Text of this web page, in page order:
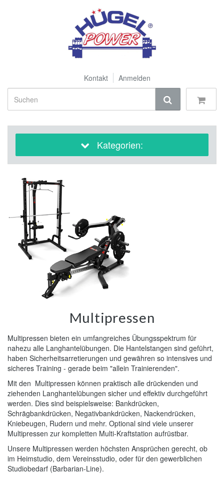
Kontakt Anmelden
Kategorien:
Multipressen
Multipressen bieten ein umfangreiches Übungsspektrum für
nahezu alle Langhantelübungen. Die Hantelstangen sind geführt,
haben Sicherheitsarretierungen und gewähren so intensives und
sicheres Training - gerade beim "allein Trainierenden".
Mit den Multipressen können praktisch alle drückenden und
ziehenden Langhantelübungen sicher und effektiv durchgeführt
werden. Dies sind beispielsweise: Bankdrücken,
Schrägbankdrücken, Negativbankdrücken, Nackendrücken,
Kniebeugen, Rudern und mehr. Optional sind viele unserer
Multipressen zur kompletten Multi-Kraftstation aufrüstbar.
Unsere Multipressen werden höchsten Ansprüchen gerecht, ob
im Heimstudio, dem Vereinsstudio, oder für den gewerblichen
Studiobedarf (Barbarian-Line).